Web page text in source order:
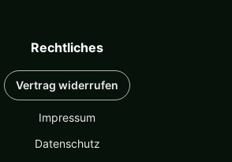
Rechtliches
Vertrag widerrufen
Impressum
Datenschutz